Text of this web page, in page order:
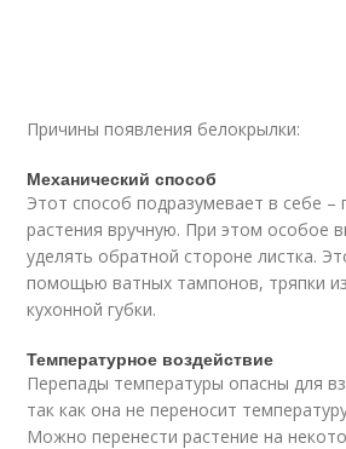
Причины появления белокрылки:
Механический способ
Этот способ подразумевает в себе –
растения вручную. При этом особое
уделять обратной стороне листка.
помощью ватных тампонов, тряпки
кухонной губки.
Температурное воздействие
Перепады температуры опасны для
так как она не переносит
Можно перенести растение на